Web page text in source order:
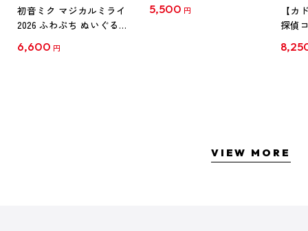
初音ミク マジカルミライ
2026 ふわぷち ぬいぐるみ
6,600 円
5,500 円
【カ
探偵
クリ
VIEW MORE